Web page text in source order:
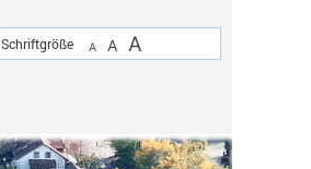
Schriftgröße A A A